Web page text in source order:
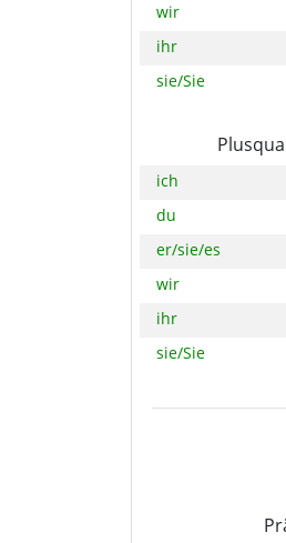
wir
ihr
sie/Sie
ich
du
er/sie/es
wir
ihr
sie/Sie